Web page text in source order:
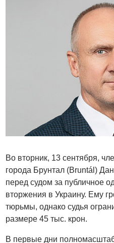
Во вторник, 13 сентября,
города Брунтал (Bruntál)
перед судом за публичное
вторжения в Украину. Ему
тюрьмы, однако судья
размере 45 тыс. крон.
В первые дни